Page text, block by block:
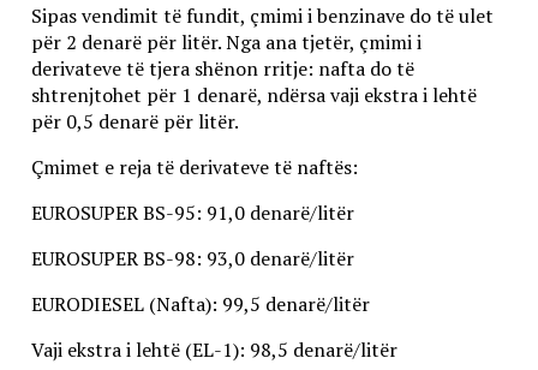
Sipas vendimit të fundit, çmimi i benzinave do të ulet
për 2 denarë për litër. Nga ana tjetër, çmimi i
derivateve të tjera shënon rritje: nafta do të
shtrenjtohet për 1 denarë, ndërsa vaji ekstra i lehtë
për 0,5 denarë për litër.
Çmimet e reja të derivateve të naftës:
EUROSUPER BS-95: 91,0 denarë/litër
EUROSUPER BS-98: 93,0 denarë/litër
EURODIESEL (Nafta): 99,5 denarë/litër
Vaji ekstra i lehtë (EL-1): 98,5 denarë/litër